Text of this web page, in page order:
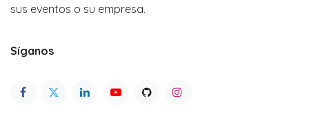
sus eventos o su empresa.
Síganos